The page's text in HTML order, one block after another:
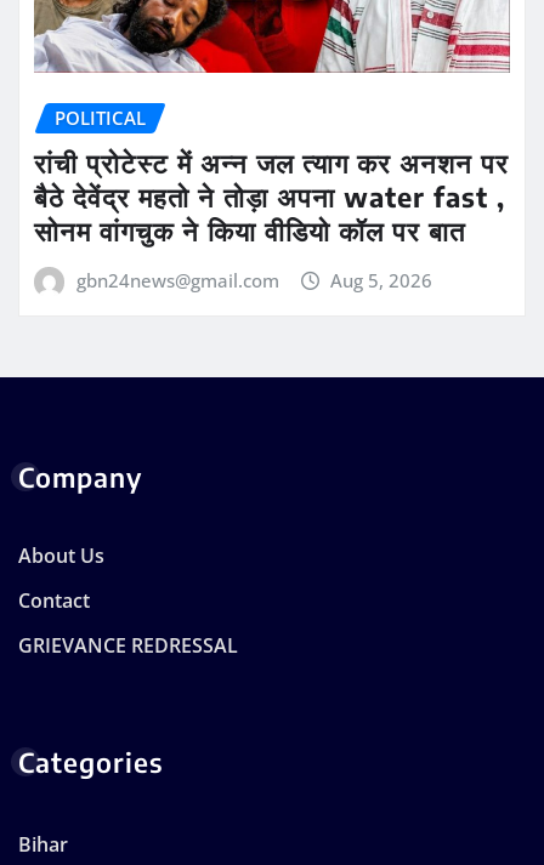
POLITICAL
रांची प्रोटेस्ट में अन्न जल त्याग कर अनशन पर
बैठे देवेंद्र महतो ने तोड़ा अपना water fast ,
सोनम वांगचुक ने किया वीडियो कॉल पर बात
gbn24news@gmail.com Aug 5, 2026
Company
About Us
Contact
GRIEVANCE REDRESSAL
Categories
Bihar